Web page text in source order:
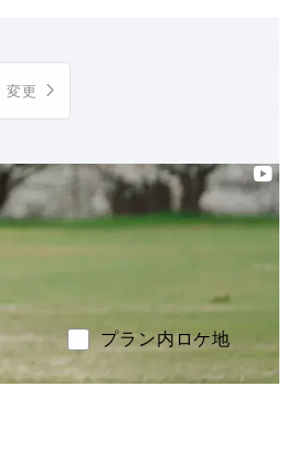
変更
プラン内ロケ地